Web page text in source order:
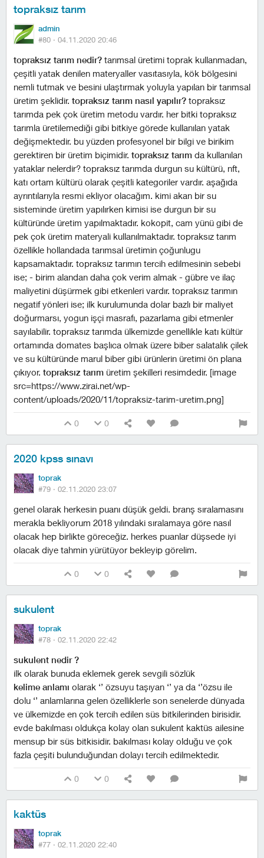
topraksız tarım
admin
#80 · 04.11.2020 20:46
topraksız tarım nedir? tarımsal üretimi toprak kullanmadan,
çeşitli yatak denilen materyaller vasıtasıyla, kök bölgesini
nemli tutmak ve besini ulaştırmak yoluyla yapılan bir tarımsal
üretim şeklidir. topraksız tarım nasıl yapılır? topraksız
tarımda pek çok üretim metodu vardır. her bitki topraksız
tarımla üretilemediği gibi bitkiye görede kullanılan yatak
değişmektedir. bu yüzden profesyonel bir bilgi ve birikim
gerektiren bir üretim biçimidir. topraksız tarım da kullanılan
yataklar nelerdir? topraksız tarımda durgun su kültürü, nft,
katı ortam kültürü olarak çeşitli kategoriler vardır. aşağıda
ayrıntılarıyla resmi ekliyor olacağım. kimi akan bir su
sisteminde üretim yapılırken kimisi ise durgun bir su
kültüründe üretim yapılmaktadır. kokopit, cam yünü gibi de
pek çok üretim materyali kullanılmaktadır. topraksız tarım
özellikle hollandada tarımsal üretimin çoğunlugu
kapsamaktadır. topraksız tarımın tercih edilmesinin sebebi
ise; - birim alandan daha çok verim almak - gübre ve ilaç
maliyetini düşürmek gibi etkenleri vardır. topraksız tarımın
negatif yönleri ise; ilk kurulumunda dolar bazlı bir maliyet
doğurmarsı, yogun işçi masrafı, pazarlama gibi etmenler
sayılabilir. topraksız tarımda ülkemizde genellikle katı kültür
ortamında domates başlıca olmak üzere biber salatalık çilek
ve su kültüründe marul biber gibi ürünlerin üretimi ön plana
çıkıyor. topraksız tarım üretim şekilleri resimdedir. [image
src=https://www.zirai.net/wp-
content/uploads/2020/11/topraksiz-tarim-uretim.png]
0 0
2020 kpss sınavı
toprak
#79 · 02.11.2020 23:07
genel olarak herkesin puanı düşük geldi. branş sıralamasını
merakla bekliyorum 2018 yılındaki sıralamaya göre nasıl
olacak hep birlikte göreceğiz. herkes puanlar düşsede iyi
olacak diye tahmin yürütüyor bekleyip görelim.
0 0
sukulent
toprak
#78 · 02.11.2020 22:42
sukulent nedir ?
ilk olarak bunuda eklemek gerek sevgili sözlük
kelime anlamı olarak ‘’ özsuyu taşıyan ‘’ ya da ‘’özsu ile
dolu ‘’ anlamlarına gelen özelliklerle son senelerde dünyada
ve ülkemizde en çok tercih edilen süs bitkilerinden birisidir.
evde bakılması oldukça kolay olan sukulent kaktüs ailesine
mensup bir süs bitkisidir. bakılması kolay olduğu ve çok
fazla çeşiti bulunduğundan dolayı tercih edilmektedir.
0 0
kaktüs
toprak
#77 · 02.11.2020 22:40